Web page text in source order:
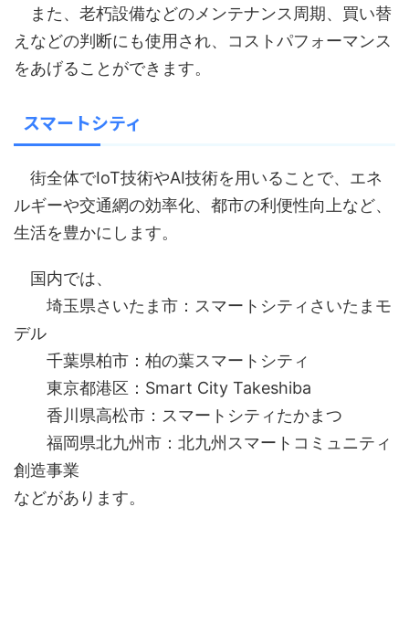
また、老朽設備などのメンテナンス周期、買い替
えなどの判断にも使用され、コストパフォーマンス
をあげることができます。
スマートシティ
街全体でIoT技術やAI技術を用いることで、エネ
ルギーや交通網の効率化、都市の利便性向上など、
生活を豊かにします。
国内では、
埼玉県さいたま市：スマートシティさいたまモ
デル
千葉県柏市：柏の葉スマートシティ
東京都港区：Smart City Takeshiba
香川県高松市：スマートシティたかまつ
福岡県北九州市：北九州スマートコミュニティ
創造事業
などがあります。